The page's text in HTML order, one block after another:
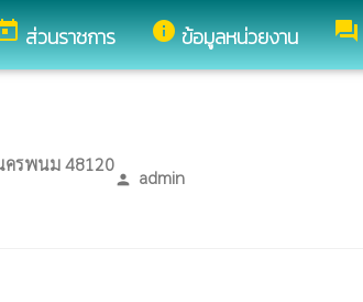
ส่วนราชการ infoข้อมูลหน่วยงาน forum
ครพนม 48120
person admin